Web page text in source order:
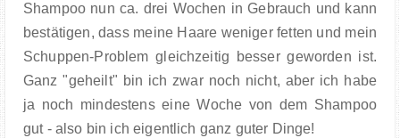
Shampoo nun ca. drei Wochen in Gebrauch und kann
bestätigen, dass meine Haare weniger fetten und mein
Schuppen-Problem gleichzeitig besser geworden ist.
Ganz "geheilt" bin ich zwar noch nicht, aber ich habe
ja noch mindestens eine Woche von dem Shampoo
gut - also bin ich eigentlich ganz guter Dinge!